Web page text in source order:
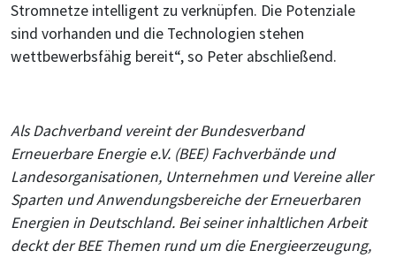
Stromnetze intelligent zu verknüpfen. Die Potenziale
sind vorhanden und die Technologien stehen
wettbewerbsfähig bereit“, so Peter abschließend.
Als Dachverband vereint der Bundesverband
Erneuerbare Energie e.V. (BEE) Fachverbände und
Landesorganisationen, Unternehmen und Vereine aller
Sparten und Anwendungsbereiche der Erneuerbaren
Energien in Deutschland. Bei seiner inhaltlichen Arbeit
deckt der BEE Themen rund um die Energieerzeugung,